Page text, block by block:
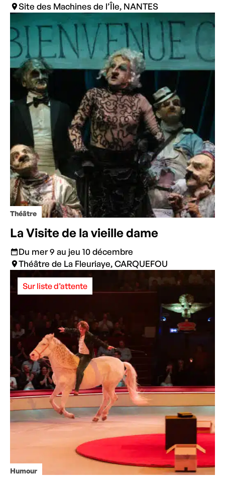
Site des Machines de l’Île, NANTES
Théâtre
La Visite de la vieille dame
Du mer 9 au jeu 10 décembre
Théâtre de La Fleuriaye, CARQUEFOU
Humour
Sur liste d’attente